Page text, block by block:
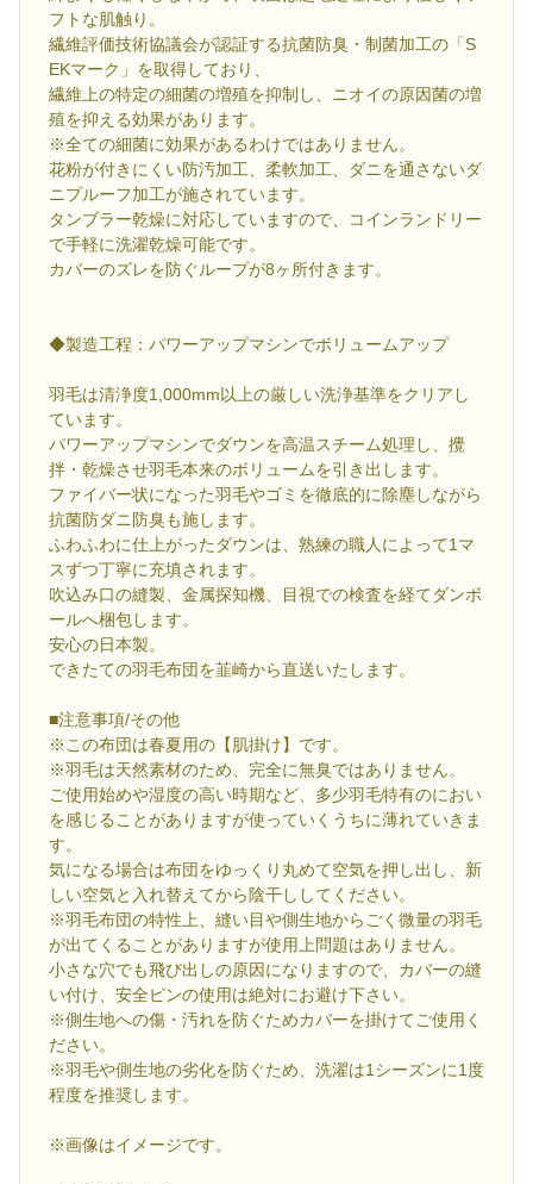
フトな肌触り。
繊維評価技術協議会が認証する抗菌防臭・制菌加工の「S
EKマーク」を取得しており、
繊維上の特定の細菌の増殖を抑制し、ニオイの原因菌の増
殖を抑える効果があります。
※全ての細菌に効果があるわけではありません。
花粉が付きにくい防汚加工、柔軟加工、ダニを通さないダ
ニプルーフ加工が施されています。
タンブラー乾燥に対応していますので、コインランドリー
で手軽に洗濯乾燥可能です。
カバーのズレを防ぐループが8ヶ所付きます。
◆製造工程：パワーアップマシンでボリュームアップ
羽毛は清浄度1,000mm以上の厳しい洗浄基準をクリアし
ています。
パワーアップマシンでダウンを高温スチーム処理し、攪
拌・乾燥させ羽毛本来のボリュームを引き出します。
ファイバー状になった羽毛やゴミを徹底的に除塵しながら
抗菌防ダニ防臭も施します。
ふわふわに仕上がったダウンは、熟練の職人によって1マ
スずつ丁寧に充填されます。
吹込み口の縫製、金属探知機、目視での検査を経てダンボ
ールへ梱包します。
安心の日本製。
できたての羽毛布団を韮崎から直送いたします。
■注意事項/その他
※この布団は春夏用の【肌掛け】です。
※羽毛は天然素材のため、完全に無臭ではありません。
ご使用始めや湿度の高い時期など、多少羽毛特有のにおい
を感じることがありますが使っていくうちに薄れていきま
す。
気になる場合は布団をゆっくり丸めて空気を押し出し、新
しい空気と入れ替えてから陰干ししてください。
※羽毛布団の特性上、縫い目や側生地からごく微量の羽毛
が出てくることがありますが使用上問題はありません。
小さな穴でも飛び出しの原因になりますので、カバーの縫
い付け、安全ピンの使用は絶対にお避け下さい。
※側生地への傷・汚れを防ぐためカバーを掛けてご使用く
ださい。
※羽毛や側生地の劣化を防ぐため、洗濯は1シーズンに1度
程度を推奨します。
※画像はイメージです。